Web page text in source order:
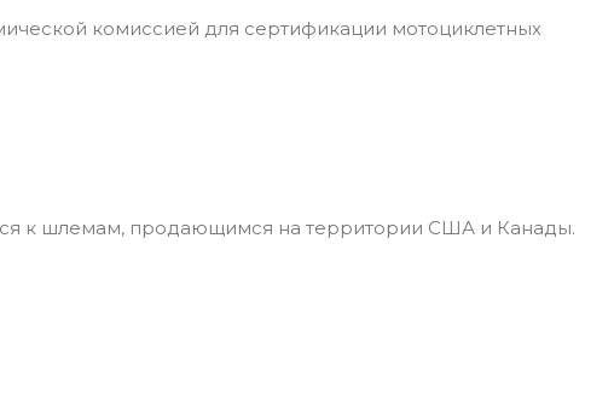
комиссией для сертификации мотоциклетных
к шлемам, продающимся на территории США и Канады.